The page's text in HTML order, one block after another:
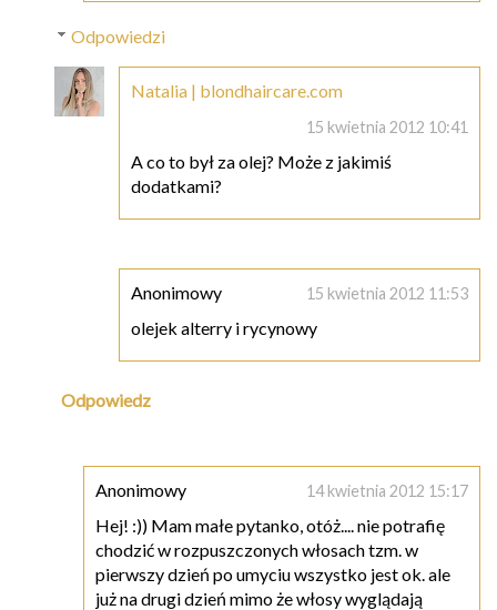
Odpowiedzi
Natalia | blondhaircare.com
15 kwietnia 2012 10:41
A co to był za olej? Może z jakimiś
dodatkami?
Anonimowy 15 kwietnia 2012 11:53
olejek alterry i rycynowy
Odpowiedz
Anonimowy 14 kwietnia 2012 15:17
Hej! :)) Mam małe pytanko, otóż.... nie potrafię
chodzić w rozpuszczonych włosach tzm. w
pierwszy dzień po umyciu wszystko jest ok. ale
już na drugi dzień mimo że włosy wyglądają